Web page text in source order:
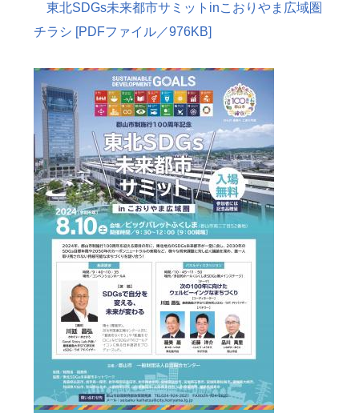
東北SDGs未来都市サミットinこおりやま広域圏
チラシ [PDFファイル／976KB]